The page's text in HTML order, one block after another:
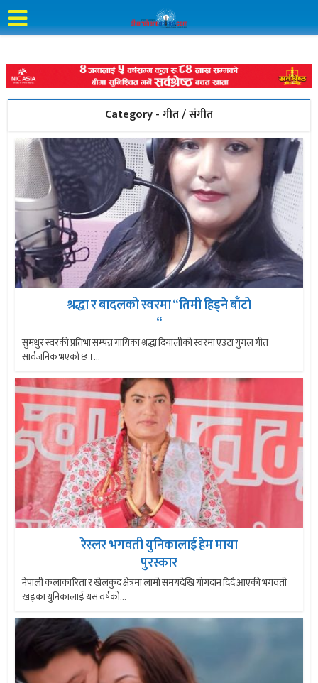
Category - गीत / संगीत
श्रद्धा र बादलको स्वरमा “तिमी हिड्ने बाँटो
“
सुमधुर स्वरकी प्रतिभा सम्पन्न गायिका श्रद्धा दियालीको स्वरमा एउटा युगल गीत
सार्वजनिक भएको छ ।...
रेस्लर भगवती युनिकालाई हेम माया
पुरस्कार
नेपाली कलाकारिता र खेलकुद क्षेत्रमा लामो समयदेखि योगदान दिदै आएकी भगवती
खड्का युनिकालाई यस वर्षको...